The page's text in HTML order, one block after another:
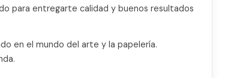
para entregarte calidad y buenos resultados
en el mundo del arte y la papelería.